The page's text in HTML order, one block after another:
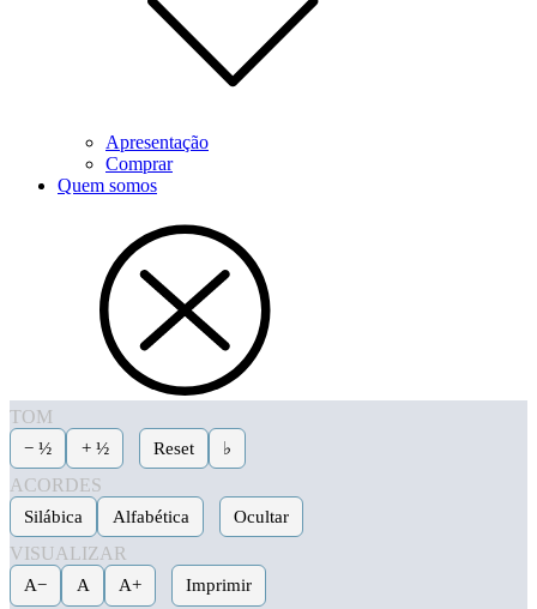
Apresentação
Comprar
Quem somos
TOM
− ½
+ ½ Reset
♭
ACORDES
Silábica
Alfabética
Ocultar
VISUALIZAR
A−
A A+ Imprimir